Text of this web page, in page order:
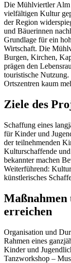
Die Mühlviertler Alm
vielfältigen Kultur
der Region
und Bäuerinnen
Grundlage für ein
Wirtschaft. Die
Burgen, Kirchen,
prägen den
touristische
Ortszentren kaum
Ziele des
Schaffung eines
für Kinder und
der teilnehmenden
Kulturschaffende
bekannter machen
Weiterführend:
künstlerisches
Maßnahmen
erreichen
Organisation und
Rahmen eines
Kinder und
Tanzworkshop –